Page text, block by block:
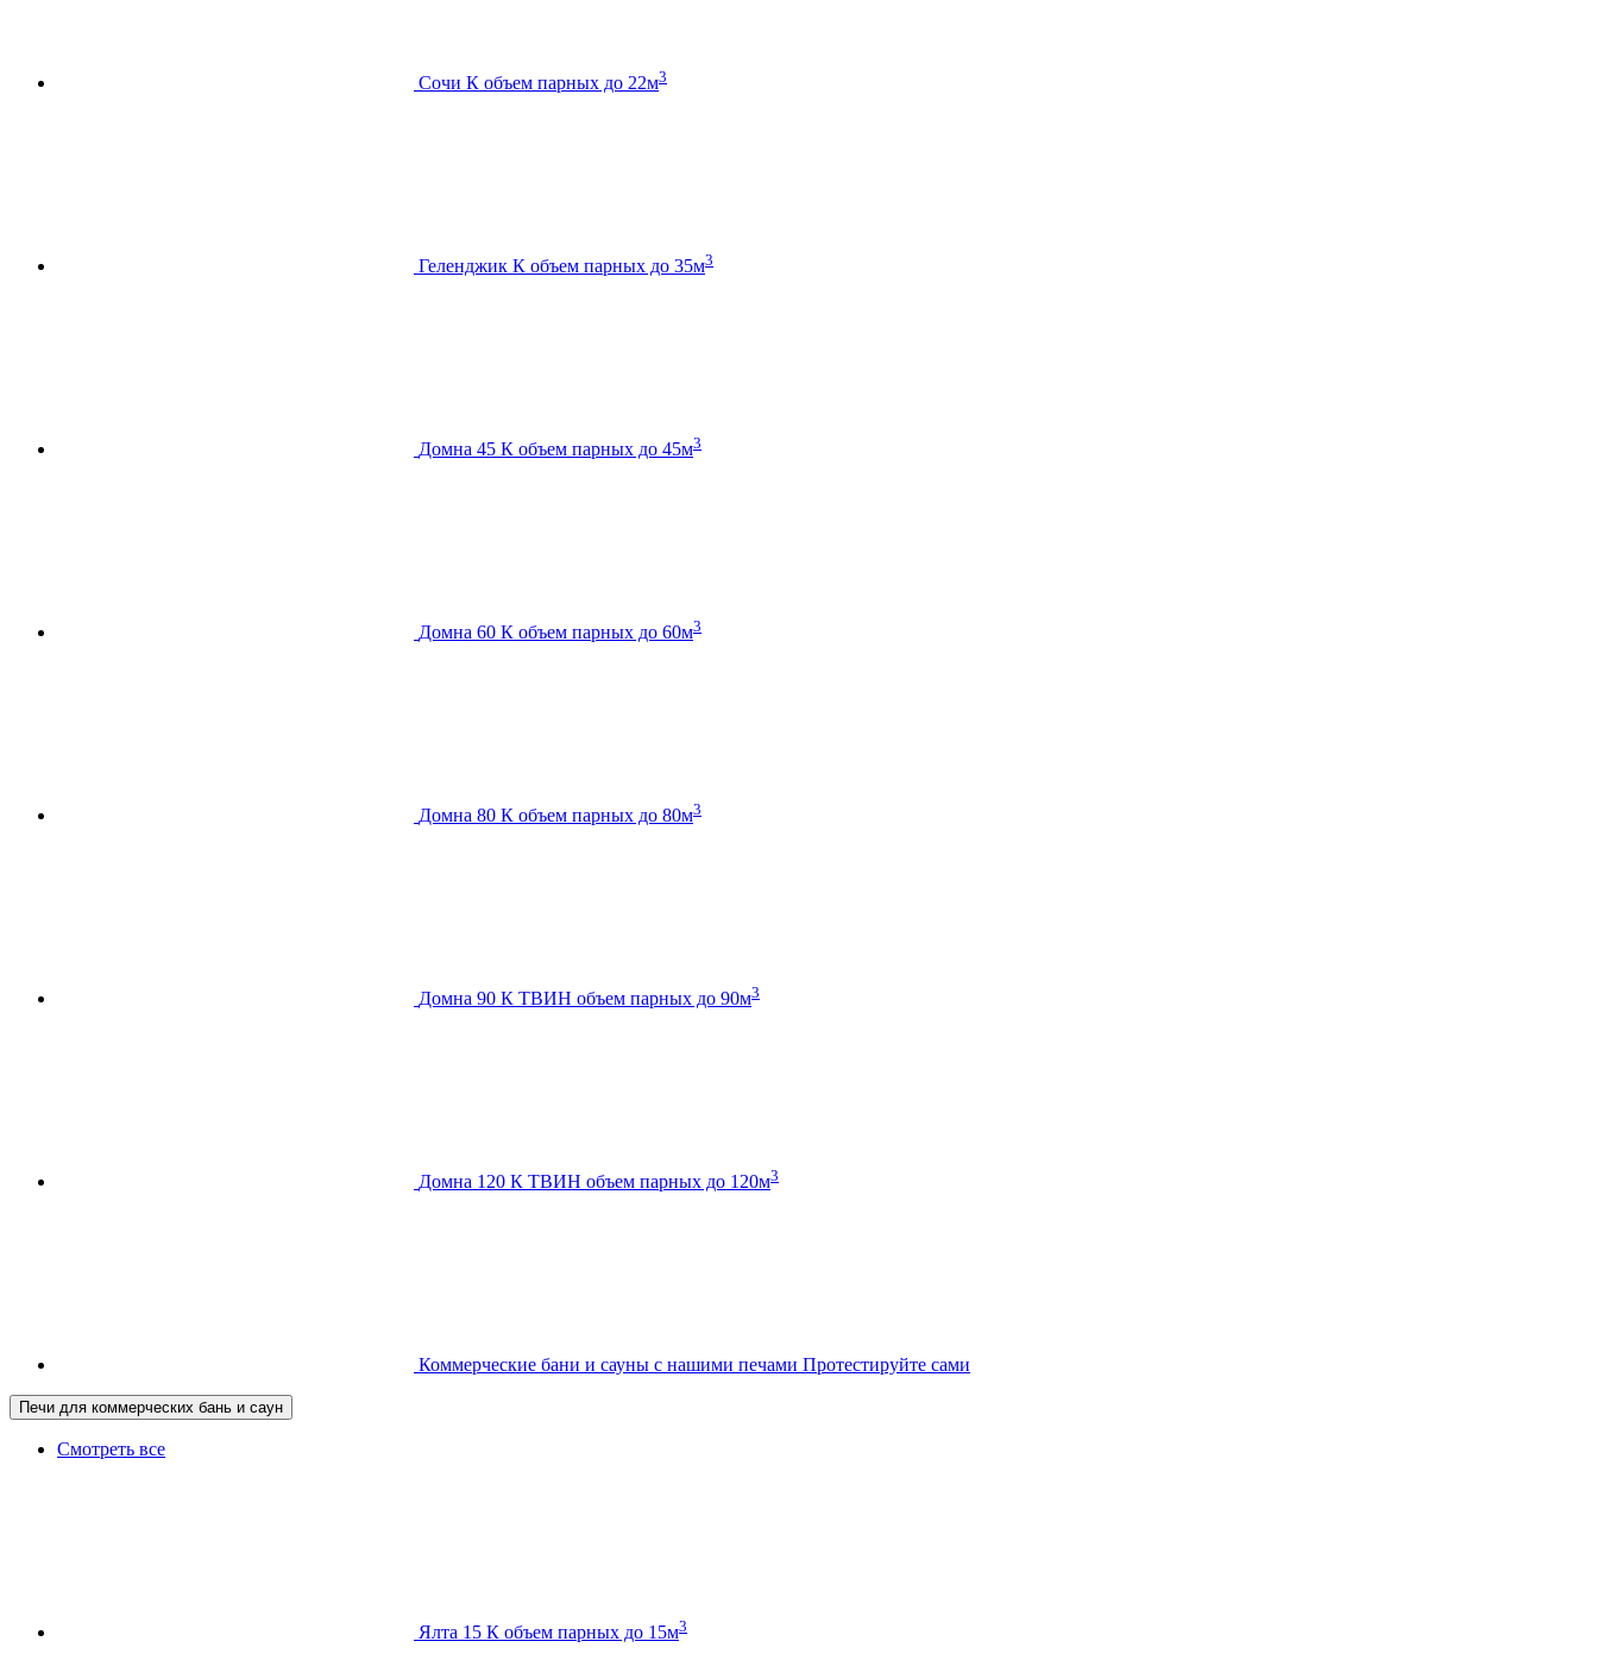
Сочи К объем парных до 22м3
Геленджик К объем парных до 35м3
Домна 45 К объем парных до 45м3
Домна 60 К объем парных до 60м3
Домна 80 К объем парных до 80м3
Домна 90 К ТВИН объем парных до 90м3
Домна 120 К ТВИН объем парных до 120м3
Коммерческие бани и сауны с нашими печами Протестируйте сами
Печи для коммерческих бань и саун
Смотреть все
Ялта 15 К объем парных до 15м3